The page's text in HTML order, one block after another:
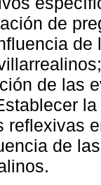
de
de las
reflexivas
de